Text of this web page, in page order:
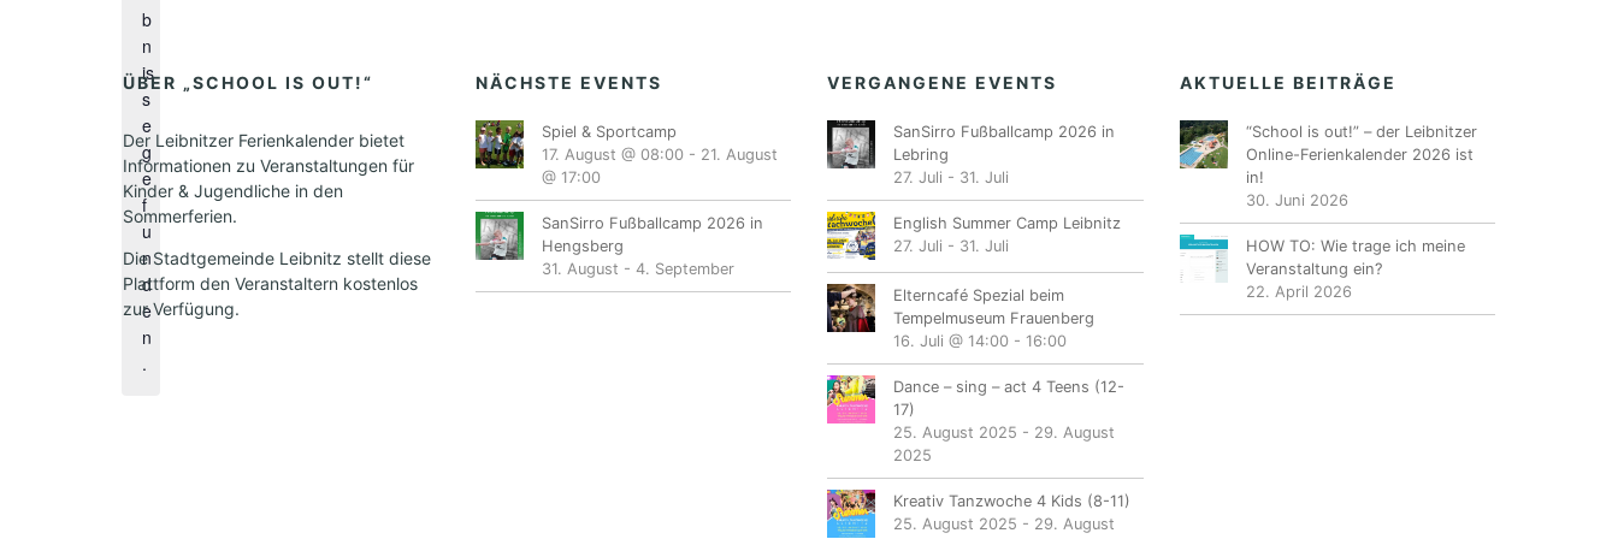
n
w
e
i
s
b
n
is
s
e
g
e
f
u
n
d
e
n
.
ÜBER „SCHOOL IS OUT!“
Der Leibnitzer Ferienkalender bietet
Informationen zu Veranstaltungen für
Kinder & Jugendliche in den
Sommerferien.
Die Stadtgemeinde Leibnitz stellt diese
Plattform den Veranstaltern kostenlos
zur Verfügung.
NÄCHSTE EVENTS
Spiel & Sportcamp
17. August @ 08:00- 21. August
@ 17:00
SanSirro Fußballcamp 2026 in
Hengsberg
31. August - 4. September
VERGANGENE EVENTS
SanSirro Fußballcamp 2026 in
Lebring
27. Juli - 31. Juli
English Summer Camp Leibnitz
27. Juli - 31. Juli
Elterncafé Spezial beim
Tempelmuseum Frauenberg
16. Juli @ 14:00 - 16:00
Dance – sing – act 4 Teens (12-
17)
25. August 2025 - 29. August
2025
Kreativ Tanzwoche 4 Kids (8-11)
25. August 2025 - 29. August
AKTUELLE BEITRÄGE
“School is out!” – der Leibnitzer
Online-Ferienkalender 2026 ist
in!
30. Juni 2026
HOW TO: Wie trage ich meine
Veranstaltung ein?
22. April 2026